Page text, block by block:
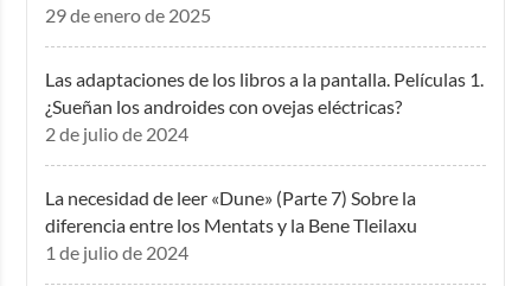
29 de enero de 2025
Las adaptaciones de los libros a la pantalla. Películas 1.
¿Sueñan los androides con ovejas eléctricas?
2 de julio de 2024
La necesidad de leer «Dune» (Parte 7) Sobre la
diferencia entre los Mentats y la Bene Tleilaxu
1 de julio de 2024